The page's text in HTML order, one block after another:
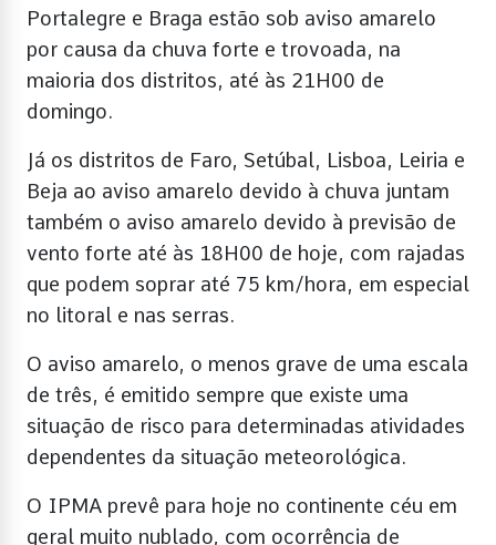
Portalegre e Braga estão sob aviso amarelo
por causa da chuva forte e trovoada, na
maioria dos distritos, até às 21H00 de
domingo.
Já os distritos de Faro, Setúbal, Lisboa, Leiria e
Beja ao aviso amarelo devido à chuva juntam
também o aviso amarelo devido à previsão de
vento forte até às 18H00 de hoje, com rajadas
que podem soprar até 75 km/hora, em especial
no litoral e nas serras.
O aviso amarelo, o menos grave de uma escala
de três, é emitido sempre que existe uma
situação de risco para determinadas atividades
dependentes da situação meteorológica.
O IPMA prevê para hoje no continente céu em
geral muito nublado, com ocorrência de